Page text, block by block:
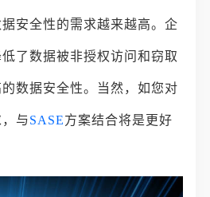
安全性的需求越来越高。企
了数据被非授权访问和窃取
数据安全性。当然，如您对
与SASE方案结合将是更好